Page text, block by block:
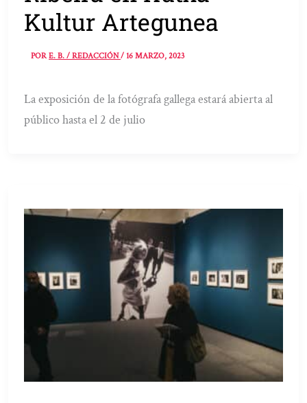
Kultur Artegunea
PORE. B. / REDACCIÓN/16 MARZO, 2023
La exposición de la fotógrafa gallega estará abierta al
público hasta el 2 de julio